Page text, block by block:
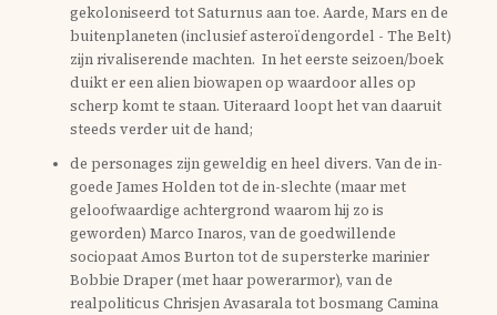
gekoloniseerd tot Saturnus aan toe. Aarde, Mars en de
buitenplaneten (inclusief asteroïdengordel - The Belt)
zijn rivaliserende machten. In het eerste seizoen/boek
duikt er een alien biowapen op waardoor alles op
scherp komt te staan. Uiteraard loopt het van daaruit
steeds verder uit de hand;
de personages zijn geweldig en heel divers. Van de in-
goede James Holden tot de in-slechte (maar met
geloofwaardige achtergrond waarom hij zo is
geworden) Marco Inaros, van de goedwillende
sociopaat Amos Burton tot de supersterke marinier
Bobbie Draper (met haar powerarmor), van de
realpoliticus Chrisjen Avasarala tot bosmang Camina